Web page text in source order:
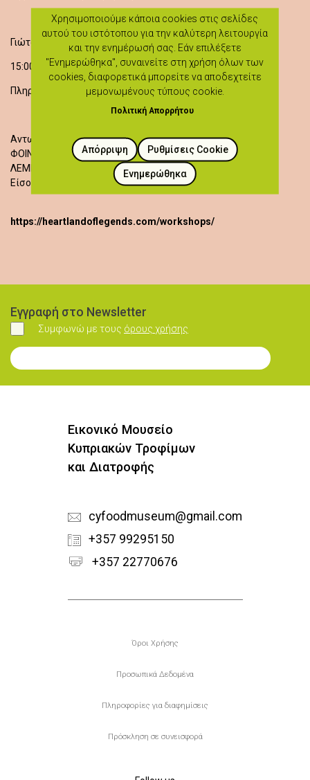
Γιώτα Αριστείδου
15:00 - 17:00
Πληροφορίες: 99136262
Αντωνίου & Ευγενίας 1
ΦΟΙΝΙ
ΛΕΜΕΣΟΣ
Είσοδος δωρεάν
https://heartlandoflegends.com/workshops/
Εγγραφή στο Newsletter
Συμφωνώ
Συμφωνώ με τους όρους χρήσης
Εγγραφή στο Newsletter
Εικονικό Μουσείο
Κυπριακών Τροφίμων
και Διατροφής
cyfoodmuseum@gmail.com
+357 99295150
+357 22770676
Υποσέλιδο
Όροι Χρήσης
Προσωπικά Δεδομένα
Πληροφορίες για διαφημίσεις
Πρόσκληση σε συνεισφορά
Χρησιμοποιούμε κάποια cookies στις σελίδες
αυτού του ιστότοπου για την καλύτερη λειτουργία
και την ενημέρωσή σας. Εάν επιλέξετε
"Ενημερώθηκα", συναινείτε στη χρήση όλων των
cookies, διαφορετικά μπορείτε να αποδεχτείτε
μεμονωμένους τύπους cookie.
Πολιτική Απορρήτου
Ρυθμίσεις Cookie
Απόρριψη
Ενημερώθηκα